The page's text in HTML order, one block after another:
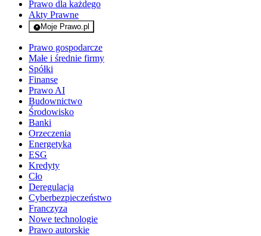
Prawo dla każdego
Akty Prawne
Moje Prawo.pl
- rejestracja i logowanie do serwisu
Prawo gospodarcze
Małe i średnie firmy
Spółki
Finanse
Prawo AI
Budownictwo
Środowisko
Banki
Orzeczenia
Energetyka
ESG
Kredyty
Cło
Deregulacja
Cyberbezpieczeństwo
Franczyza
Nowe technologie
Prawo autorskie